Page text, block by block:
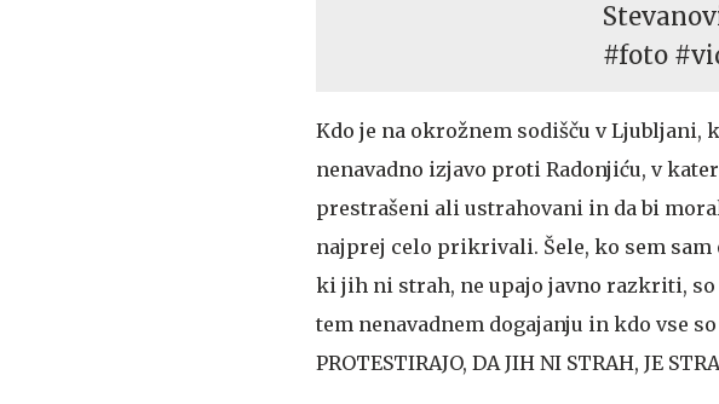
#foto
Kdo je na okrožnem sodišču v Ljubljani,
nenavadno izjavo proti Radonjiću, v
prestrašeni ali ustrahovani in da bi
najprej celo prikrivali. Šele, ko sem
ki jih ni strah, ne upajo javno razkriti,
tem nenavadnem dogajanju in kdo vse
PROTESTIRAJO, DA JIH NI STRAH, JE